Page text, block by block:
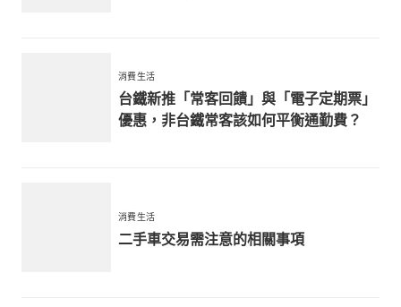
消費生活
台鐵新推「常客回饋」與「電子定期票」
優惠，非台鐵常客該如何平衡通勤費？
消費生活
二手車交易需注意的相關事項